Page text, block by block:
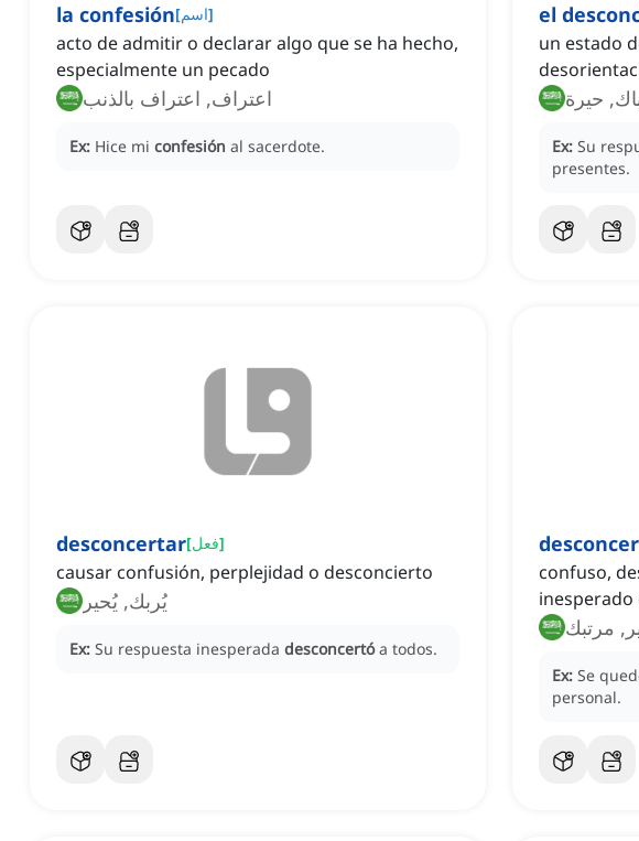
la confesión[اسم]
acto de admitir o declarar algo que se ha hecho,
especialmente un pecado
اعتراف, اعتراف بالذنب
Ex: Hice mi confesión al sacerdote.
el
un estado
حيرة
Ex: Su
presentes.
desconcertar[فعل]
causar confusión, perplejidad o desconcierto
يُربك, يُحير
Ex: Su respuesta inesperada desconcertó a todos.
confuso,
مرتبك
Ex: Se
personal.